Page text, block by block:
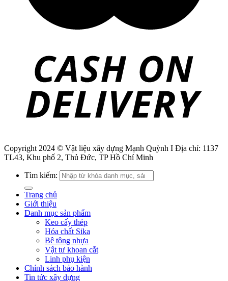
Copyright 2024 © Vật liệu xây dựng Mạnh Quỳnh I Địa chỉ: 1137
TL43, Khu phố 2, Thủ Đức, TP Hồ Chí Minh
Tìm kiếm:
Trang chủ
Giới thiệu
Danh mục sản phẩm
Keo cấy thép
Hóa chất Sika
Bê tông nhựa
Vật tư khoan cắt
Linh phụ kiện
Chính sách bảo hành
Tin tức xây dựng